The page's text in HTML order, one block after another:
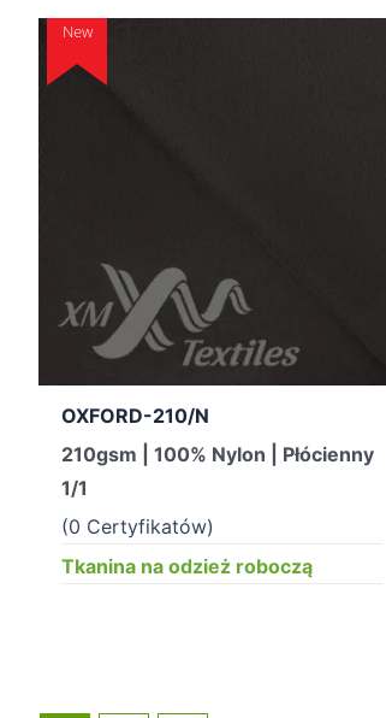
New
OXFORD-210/N
210gsm | 100% Nylon | Płócienny
1/1
(0 Certyfikatów)
Tkanina na odzież roboczą